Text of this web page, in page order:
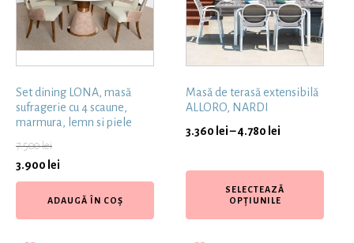
Set dining LONA, masă
sufragerie cu 4 scaune,
marmura, lemn si piele
7.500lei
3.900 lei
ADAUGĂ ÎN COȘ
Masă de terasă extensibilă
ALLORO, NARDI
3.360 lei–4.780 lei
SELECTEAZĂ
OPȚIUNILE